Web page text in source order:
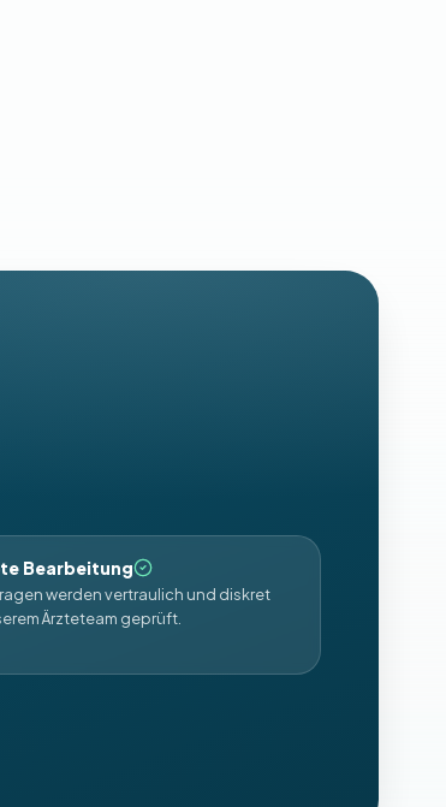
Bearbeitung
werden vertraulich und diskret
Ärzteteam geprüft.